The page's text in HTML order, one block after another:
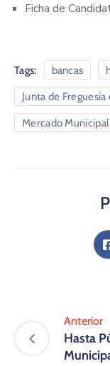
Ficha de
Tags: bancas
Junta de Freguesia
Mercado
Anterior
Hasta